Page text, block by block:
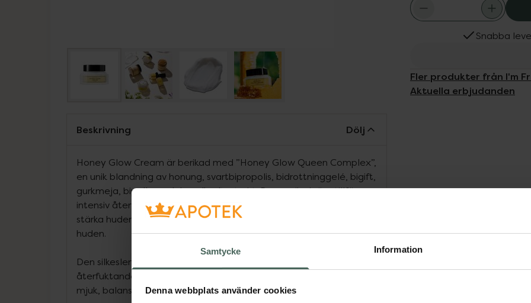
Samtycke Information
Denna webbplats använder cookies
Snabba
Fler produkter från I'm
Aktuella erbjudanden
Beskrivning Dölj
Honey Glow Cream är berikad med ”Honey Glow Queen Complex”,
en unik blandning av honung, svartbipropolis, bidrottninggelé, bigift,
gurkmeja, bipollen och kanelbarkextrakt. Denna rika kräm tillför
intensiv återfuktning och näring, samtidigt som den bidrar till att
stärka hudens naturliga barriär och balansera fukt- och oljenivån i
huden.
Den silkeslena och smidiga texturen absorberas lätt och verkar
återfuktande på djupet utan att kännas klibbig. Huden lämnas
mjuk, balanserad och med massor av lyster.